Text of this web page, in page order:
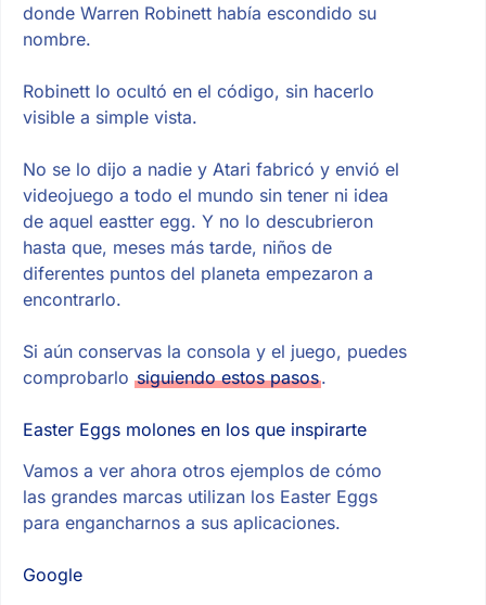
donde Warren Robinett había escondido su
nombre.
Robinett lo ocultó en el código, sin hacerlo
visible a simple vista.
No se lo dijo a nadie y Atari fabricó y envió el
videojuego a todo el mundo sin tener ni idea
de aquel eastter egg. Y no lo descubrieron
hasta que, meses más tarde, niños de
diferentes puntos del planeta empezaron a
encontrarlo.
Si aún conservas la consola y el juego, puedes
comprobarlo siguiendo estos pasos.
Easter Eggs molones en los que inspirarte
Vamos a ver ahora otros ejemplos de cómo
las grandes marcas utilizan los Easter Eggs
para engancharnos a sus aplicaciones.
Google